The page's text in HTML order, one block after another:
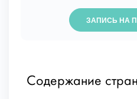
ЗАПИСЬ НА
Содержание